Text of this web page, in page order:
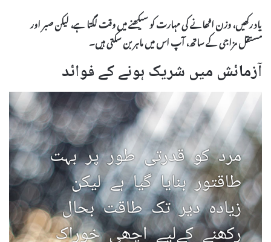
یاد رکھیں، وزن اٹھانے کی مہارت کو سیکھنے میں وقت لگتا ہے، لیکن صبر اور
مستقل مزاجی کے ساتھ، آپ اس میں ماہر بن سکتی ہیں۔
آزمائش میں شریک ہونے کے فوائد